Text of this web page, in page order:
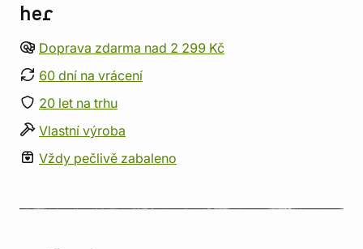
her
Doprava zdarma nad 2 299 Kč
60 dní na vrácení
20 let na trhu
Vlastní výroba
Vždy pečlivě zabaleno